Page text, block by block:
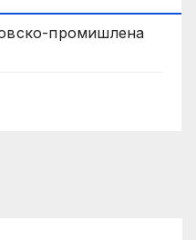
промишлена